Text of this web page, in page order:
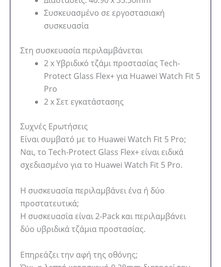
Συσκευασμένο σε εργοστασιακή
συσκευασία
Στη συσκευασία περιλαμβάνεται
2 x Υβριδικό τζάμι προστασίας Tech-
Protect Glass Flex+ για Huawei Watch Fit 5
Pro
2 x Σετ εγκατάστασης
Συχνές Ερωτήσεις
Είναι συμβατό με το Huawei Watch Fit 5 Pro;
Ναι, το Tech-Protect Glass Flex+ είναι ειδικά
σχεδιασμένο για το Huawei Watch Fit 5 Pro.
Η συσκευασία περιλαμβάνει ένα ή δύο
προστατευτικά;
Η συσκευασία είναι 2-Pack και περιλαμβάνει
δύο υβριδικά τζάμια προστασίας.
Επηρεάζει την αφή της οθόνης;